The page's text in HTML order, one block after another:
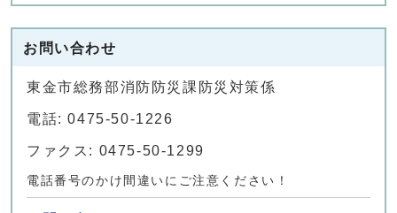
お問い合わせ
東金市総務部消防防災課防災対策係
電話: 0475-50-1226
ファクス: 0475-50-1299
電話番号のかけ間違いにご注意ください！